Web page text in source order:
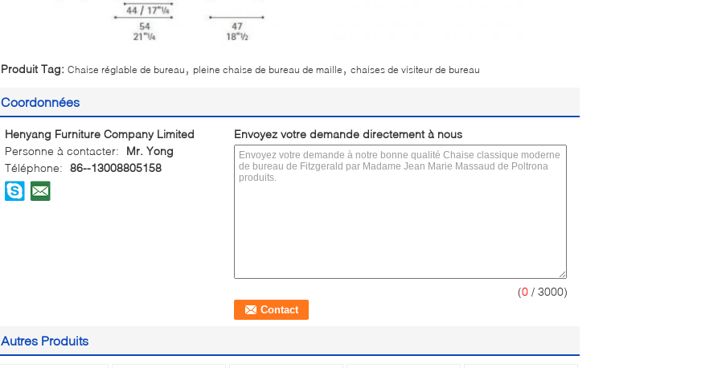
Produit Tag: Chaise réglable de bureau , pleine chaise de bureau de maille , chaises de visiteur de bureau
Coordonnées
Henyang Furniture Company Limited
Personne à contacter:
Mr. Yong
Téléphone: 86--13008805158
Envoyez votre demande directement à nous
(0 / 3000)
Autres Produits